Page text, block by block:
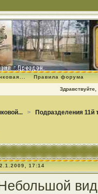
Правила форума
Здравствуйте,
> Подразделения 11й
17:14